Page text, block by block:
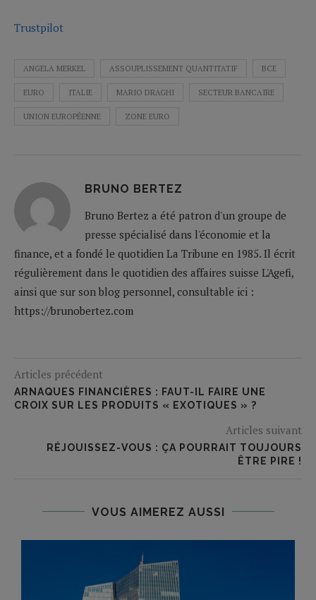
Trustpilot
ANGELA MERKEL ASSOUPLISSEMENT QUANTITATIF BCE
EURO ITALIE MARIO DRAGHI SECTEUR BANCAIRE
UNION EUROPÉENNE ZONE EURO
BRUNO BERTEZ
Bruno Bertez a été patron d'un groupe de
presse spécialisé dans l'économie et la
finance, et a fondé le quotidien La Tribune en 1985. Il écrit
régulièrement dans le quotidien des affaires suisse L'Agefi,
ainsi que sur son blog personnel, consultable ici :
https://brunobertez.com
Articles précédent
ARNAQUES FINANCIÈRES : FAUT-IL FAIRE UNE
CROIX SUR LES PRODUITS « EXOTIQUES » ?
Articles suivant
RÉJOUISSEZ-VOUS : ÇA POURRAIT TOUJOURS
ÊTRE PIRE !
VOUS AIMEREZ AUSSI